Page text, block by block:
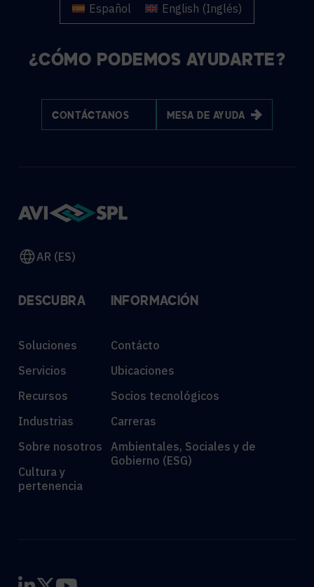
Español English (Inglés)
¿CÓMO PODEMOS AYUDARTE?
CONTÁCTANOS MESA DE AYUDA
AR (ES)
DESCUBRA
Soluciones
Servicios
Recursos
Industrias
Sobre nosotros
Cultura y
pertenencia
INFORMACIÓN
Contácto
Ubicaciones
Socios tecnológicos
Carreras
Ambientales, Sociales y de
Gobierno (ESG)